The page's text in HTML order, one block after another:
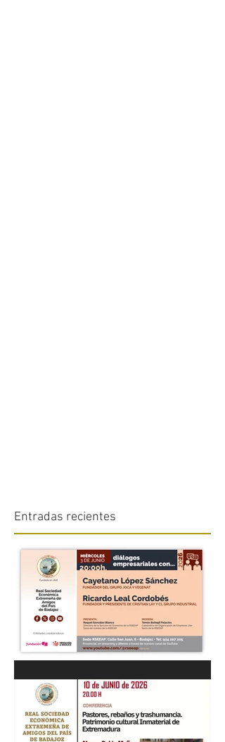
Entradas recientes
“DIÁLOGOS EMPRESARIALES
CON...” Cayetano López
Sánchez y Ricardo Leal